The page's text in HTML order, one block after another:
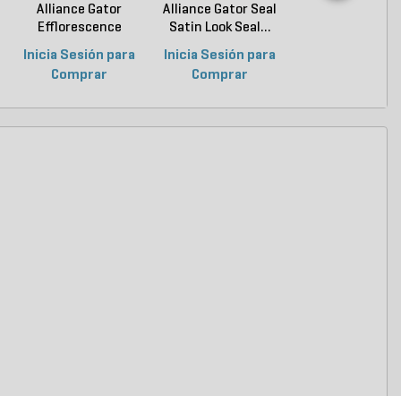
Alliance Gator
Efflorescence
Inicia Sesión para
Comprar
Alliance Gator Seal
Satin Look Seal...
Inicia Sesión para
Comprar